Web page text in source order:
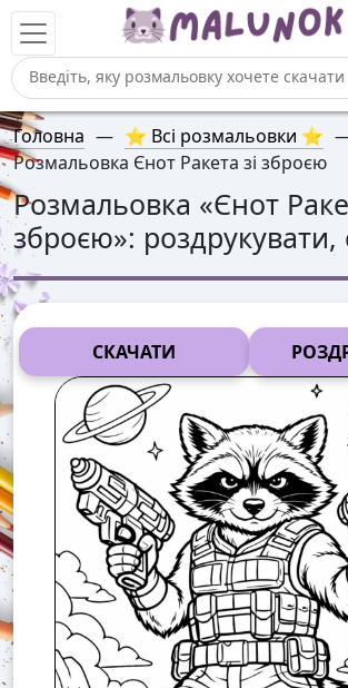
Головна — ⭐ Всі розмальовки ⭐
Розмальовка Єнот Ракета зі зброєю
Розмальовка «Єнот
зброєю»: роздрукувати,
СКАЧАТИ